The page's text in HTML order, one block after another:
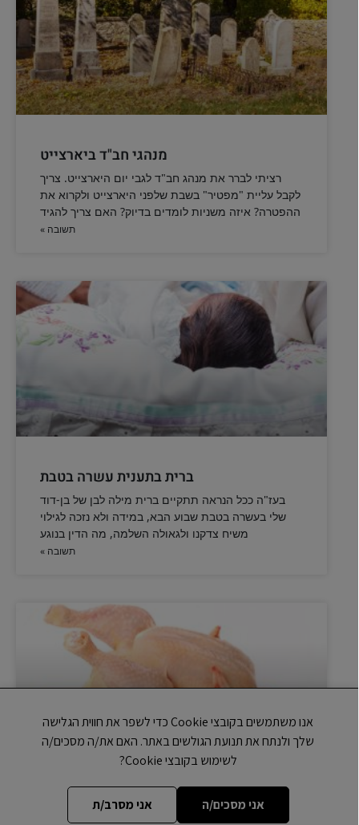
מנהגי חב"ד ביארצייט
רציתי לברר את מנהג חב"ד לגבי יום היארצייט. צריך
לקבל עליית "מפטיר" בשבת שלפני היארצייט ולקרוא את
ההפטרה? איזה משניות לומדים בדיוק? האם צריך להגיד
תשובה »
ברית בתענית עשרה בטבת
בעז"ה ככל הנראה תתקיים ברית מילה לבן של בן-דוד
שלי בעשרה בטבת שבוע הבא, במידה ולא נזכה לגילוי
משיח צדקנו ולגאולה השלמה, מה הדין בנוגע
תשובה »
שחיטת ליובאוויטש וחלק בית יוסף
מה הפירוש שחיטת ליובאוויטש מבחינה הלכתית (חוץ
אנו משתמשים בקובצי Cookie כדי לשפר את חווית הגלישה
שלך ולנתח את תנועת הגולשים באתר. האם את/ה מסכים/ה
לשימוש בקובצי Cookie?
אני מסכים/ה אני מסרב/ת